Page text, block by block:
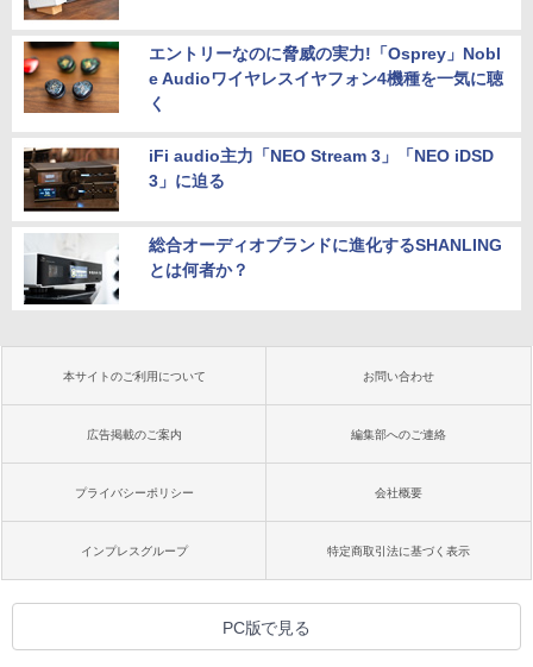
エントリーなのに脅威の実力!「Osprey」Nobl
e Audioワイヤレスイヤフォン4機種を一気に聴
く
iFi audio主力「NEO Stream 3」「NEO iDSD
3」に迫る
総合オーディオブランドに進化するSHANLING
とは何者か？
本サイトのご利用について お問い合わせ
広告掲載のご案内 編集部へのご連絡
プライバシーポリシー 会社概要
インプレスグループ 特定商取引法に基づく表示
PC版で見る